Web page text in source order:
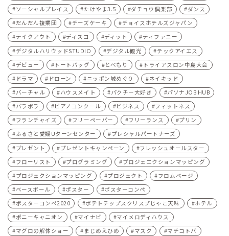
ソーシャルプレイス たけやま3.5 ダチョウ倶楽部
ダンス
だんだん複業団
チーズケーキ
チョイスホテルズジャパン
テイクアウト
ディスコ ディット
ティファニー
デジタルハリウッドSTUDIO
デジタル観光
テックアイエス
デビュー
トートバッグ とべもり
トライアスロン中島大会
ドラマ
ドローン ニッポン城めぐり
ネイキッド
バーチャル
ハウスメイト パクチー大好き
パソナJOB HUB
パラボラ
ピアノコンクール ビジネス
フィットネス
フランチャイズ
フリーペーパー フリーランス
プリン
ふるさと愛媛Uターンセンター
プレシャルパートナーズ
プレゼント
プレゼントキャンペーン
フレッシュオールスター
フローリスト
プログラミング
プロジェエクションマッピング
プロジェクションマッピング
プロジェクト
フロムページ
ベースボール
ポスター
ポスターコンペ
ポスターコンペ2020
ポテトチップスクリスプじゃこ天味
ホテル
ポニーキャニオン
マイナビ
マイメロディハウス
マグロの解体ショー
まじめえひめ マスク
マチコトバ